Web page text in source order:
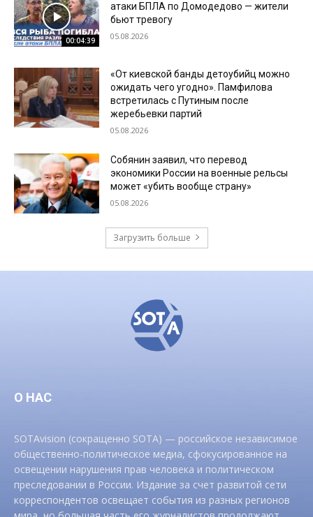
00:04:39
атаки БПЛА по Домодедово — жители
бьют тревогу
05.08.2026
«От киевской банды детоубийц можно
ожидать чего угодно». Памфилова
встретилась с Путиным после
жеребьевки партий
05.08.2026
Собянин заявил, что перевод
экономики России на военные рельсы
может «убить вообще страну»
05.08.2026
Загрузить больше
О НАС
SOTAvision (сокращенно SOTA) — российское независимое
общественно-политическое медиа, сфокусированное на
освещении нарушения прав человека и политическом
преследовании в России. Издание за счет развитой сети
корреспондентов освещает события из разных регионов